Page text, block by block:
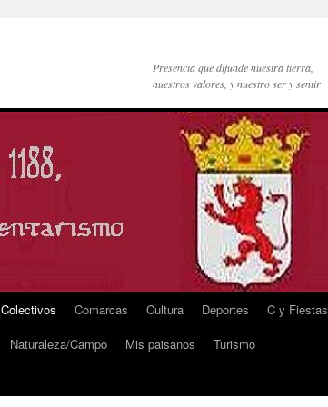
Presencia que difunde nuestra tierra,
nuestros valores, y nuestro ser y sentir
Colectivos Comarcas Cultura Deportes
C y Fiestas
Naturaleza/Campo Mis paisanos
Turismo